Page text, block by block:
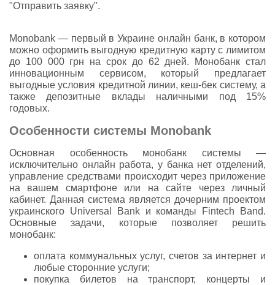
"Отправить заявку".
Monobank — первый в Украине онлайн банк, в котором
можно оформить выгодную кредитную карту с лимитом
до 100 000 грн на срок до 62 дней. Монобанк стал
инновационным сервисом, который предлагает
выгодные условия кредитной линии, кеш-бек систему, а
также депозитные вклады наличными под 15%
годовых.
Особенности системы Monobank
Основная особенность монобанк системы —
исключительно онлайн работа, у банка нет отделений,
управление средствами происходит через приложение
на вашем смартфоне или на сайте через личный
кабинет. Данная система является дочерним проектом
украинского Universal Bank и команды Fintech Band.
Основные задачи, которые позволяет решить
монобанк:
оплата коммунальных услуг, счетов за интернет и
любые сторонние услуги;
покупка билетов на транспорт, концерты и